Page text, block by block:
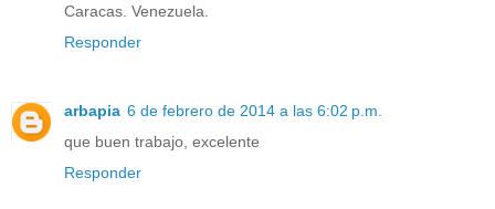
Caracas. Venezuela.
Responder
arbapia 6 de febrero de 2014 a las 6:02 p.m.
que buen trabajo, excelente
Responder